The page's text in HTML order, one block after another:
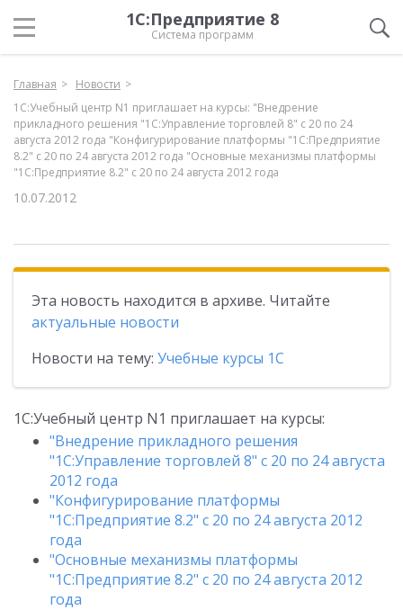
1С:Предприятие 8
Система программ
Главная
Новости
1С:Учебный центр N1 приглашает на курсы: "Внедрение
прикладного решения "1С:Управление торговлей 8" с 20 по 24
августа 2012 года "Конфигурирование платформы "1С:Предприятие
8.2" с 20 по 24 августа 2012 года "Основные механизмы платформы
"1С:Предприятие 8.2" с 20 по 24 августа 2012 года
10.07.2012
Эта новость находится в архиве. Читайте
актуальные новости
Новости на тему: Учебные курсы 1С
1С:Учебный центр N1 приглашает на курсы:
"Внедрение прикладного решения
"1С:Управление торговлей 8" с 20 по 24 августа
2012 года
"Конфигурирование платформы
"1С:Предприятие 8.2" с 20 по 24 августа 2012
года
"Основные механизмы платформы
"1С:Предприятие 8.2" с 20 по 24 августа 2012
года